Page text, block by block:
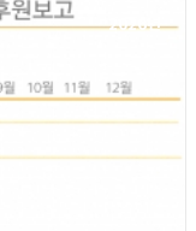
2026년